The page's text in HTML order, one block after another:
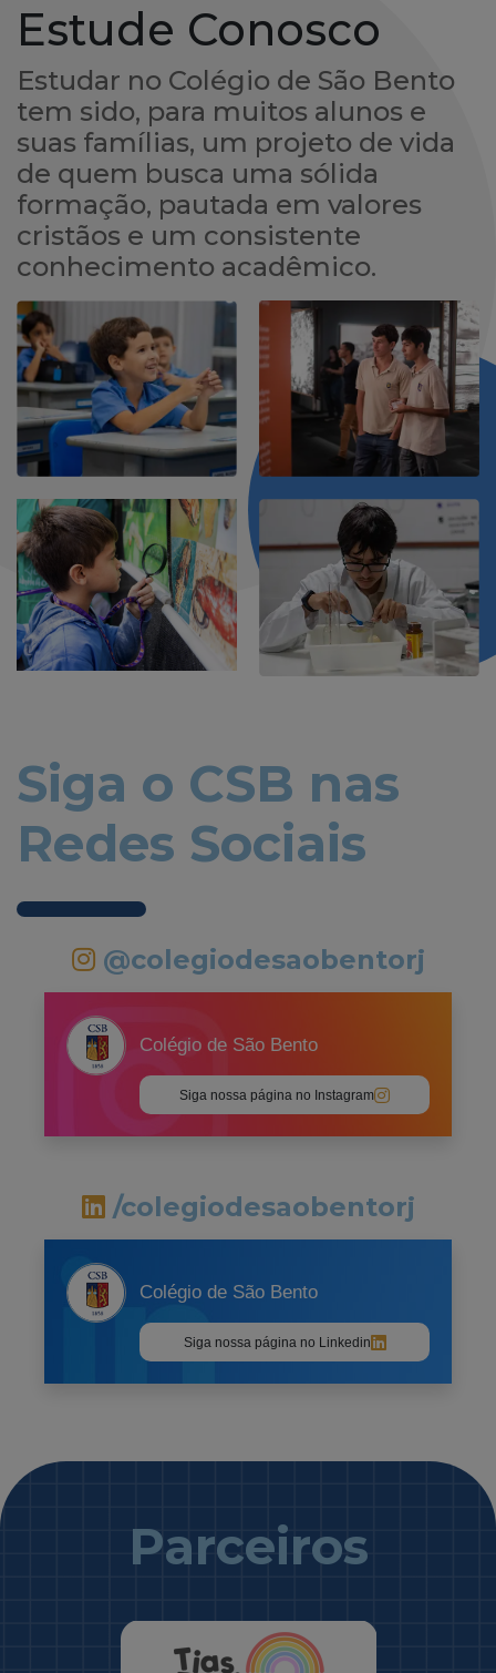
Estude Conosco
Estudar no Colégio de São Bento
tem sido, para muitos alunos e
suas famílias, um projeto de vida
de quem busca uma sólida
formação, pautada em valores
cristãos e um consistente
conhecimento acadêmico.
Siga o CSB nas
Redes Sociais
@colegiodesaobentorj
Colégio de São Bento
Siga nossa página no Instagram
/colegiodesaobentorj
Colégio de São Bento
Siga nossa página no Linkedin
Parceiros